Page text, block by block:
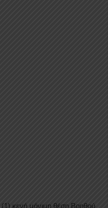
(1) κενή μόνιμη θέση Βοηθού